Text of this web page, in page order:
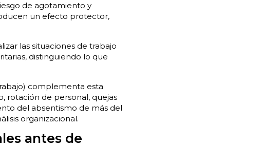
de agotamiento y
un efecto protector,
las situaciones de trabajo
distinguiendo lo que
complementa esta
rotación de personal, quejas
del absentismo de más del
organizacional.
antes de